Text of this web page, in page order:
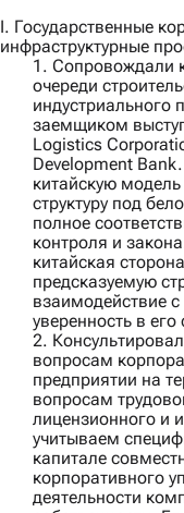
I. Государственные
инфраструктурные
1. Сопровождали
очереди
индустриального
заемщиком
Logistics
Development Bank
китайскую
структуру под
полное
контроля и
китайская
предсказуемую
взаимодействие
уверенность в
2.
вопросам
предприятии на
вопросам
лицензионного и
учитываем
капитале
корпоративного
деятельности